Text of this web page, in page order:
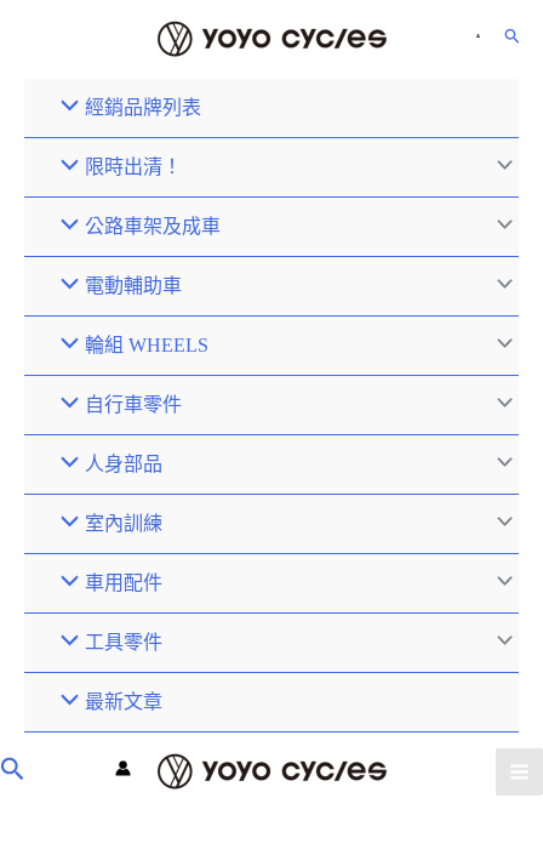
經銷品牌列表
限時出清！
公路車架及成車
電動輔助車
輪組 WHEELS
自行車零件
人身部品
室內訓練
車用配件
工具零件
最新文章